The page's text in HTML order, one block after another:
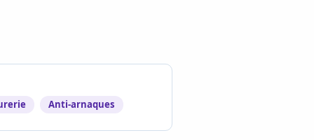
Anti-arnaques